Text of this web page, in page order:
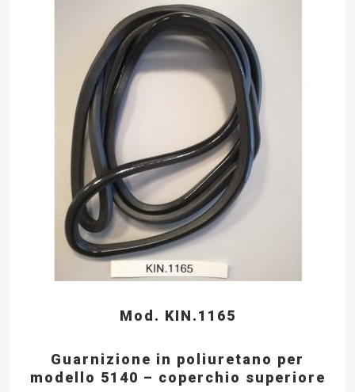
Mod. KIN.1165
Guarnizione in poliuretano per
modello 5140 – coperchio superiore